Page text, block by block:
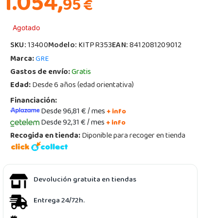
95€
Agotado
SKU:13400Modelo:KITPR353EAN:8412081209012
Marca:GRE
Gastos de envío:Gratis
Edad:Desde 6 años (edad orientativa)
Financiación:
Desde 96,81 € / mes+ info
Desde 92,31 € / mes+ info
Recogida en tienda:Diponible para recoger en tienda
Devolución gratuita en tiendas
Entrega 24/72h.